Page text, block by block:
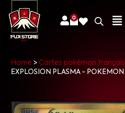
0
Home >Cartes pokémon
EXPLOSION PLASMA - POKEMON